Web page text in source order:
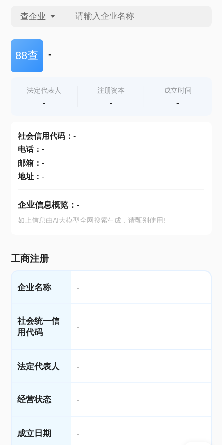
查企业
查企业
查产地
88查 -
法定代表人
-
注册资本
-
成立时间
-
社会信用代码： -
电话： -
邮箱： -
地址： -
企业信息概览： -
如上信息由AI大模型全网搜索生成，请甄别使用!
工商注册
企业名称 -
社会统一信
用代码
-
法定代表人 -
经营状态 -
成立日期 -